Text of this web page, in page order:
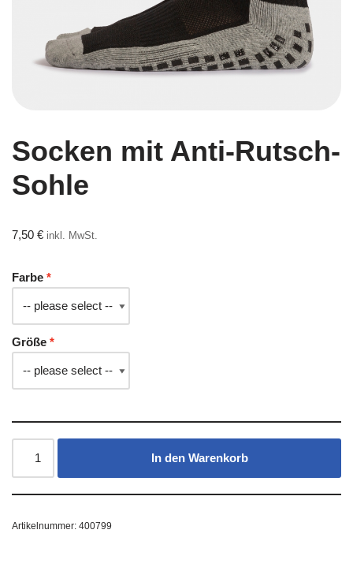
Socken mit Anti-Rutsch-
Sohle
7,50 € inkl. MwSt.
Farbe
Größe
In den Warenkorb
Artikelnummer: 400799